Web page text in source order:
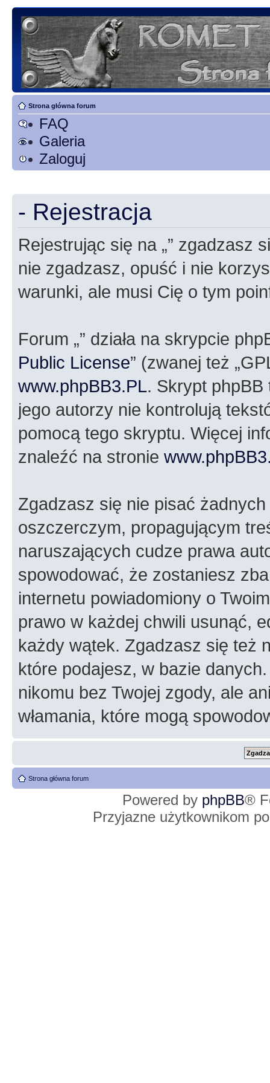
Strona główna forum
FAQ
Galeria
Zaloguj
- Rejestracja
Rejestrując się na „” zgadzasz
nie zgadzasz, opuść i nie
warunki, ale musi Cię o tym
Forum „” działa na skrypcie
Public License” (zwanej też
www.phpBB3.PL. Skrypt phpBB
jego autorzy nie kontrolują
pomocą tego skryptu. Więcej
znaleźć na stronie
Zgadzasz się nie pisać
oszczerczym, propagującym
naruszających cudze prawa
spowodować, że zostaniesz
internetu powiadomiony o
prawo w każdej chwili usunąć,
każdy wątek. Zgadzasz się też
które podajesz, w bazie
nikomu bez Twojej zgody, ale
włamania, które mogą
Strona główna forum
Powered by phpBB®
Przyjazne użytkownikom